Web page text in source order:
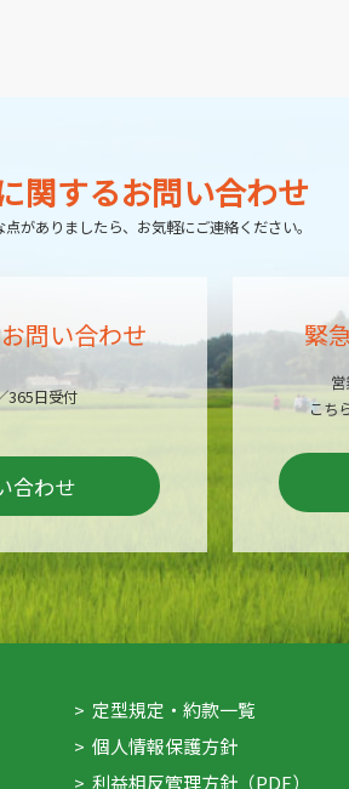
関するお問い合わせ
がありましたら、 お気軽にご連絡ください。
問い合わせ
365日受付
合わせ
緊
こち
定型規定・約款一覧
個人情報保護方針
利益相反管理方針（PDF）